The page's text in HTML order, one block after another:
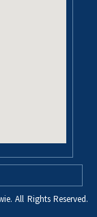
All Rights Reserved.